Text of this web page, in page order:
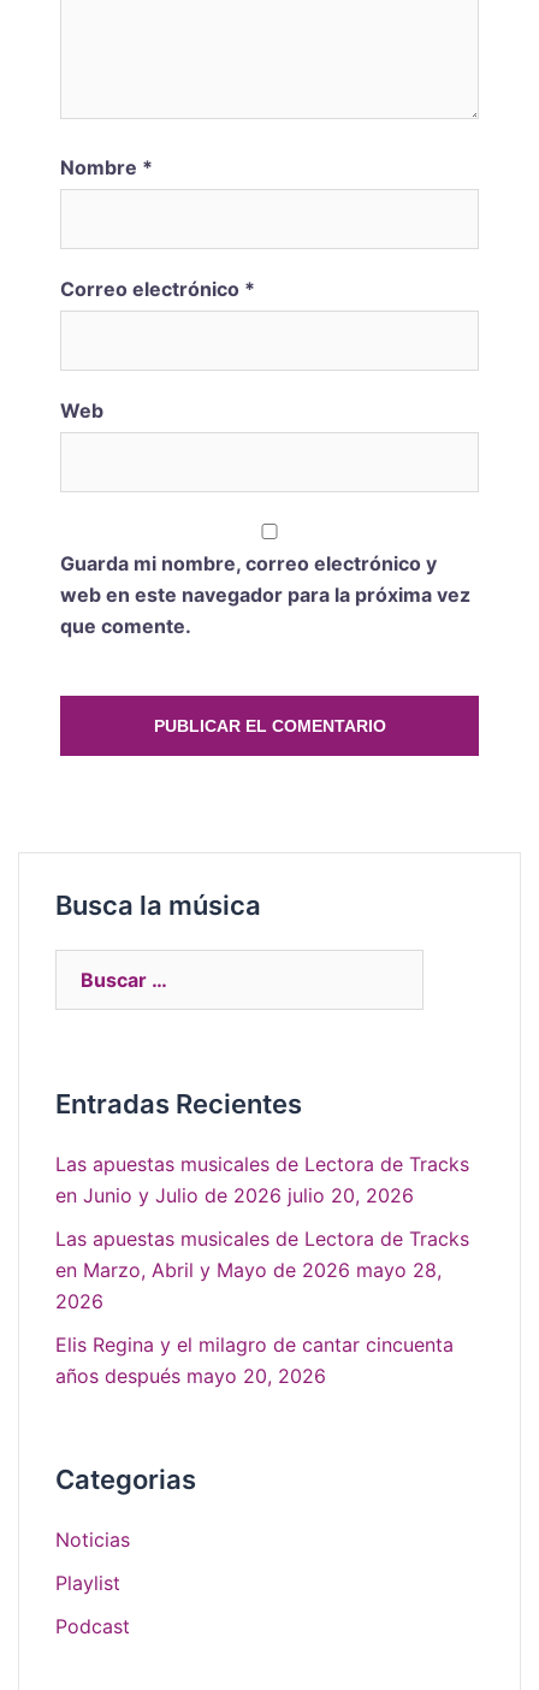
Nombre *
Correo electrónico *
Web
Guarda mi nombre, correo electrónico y
web en este navegador para la próxima vez
que comente.
Busca la música
Entradas Recientes
Las apuestas musicales de Lectora de Tracks
en Junio y Julio de 2026 julio 20, 2026
Las apuestas musicales de Lectora de Tracks
en Marzo, Abril y Mayo de 2026 mayo 28,
2026
Elis Regina y el milagro de cantar cincuenta
años después mayo 20, 2026
Categorias
Noticias
Playlist
Podcast